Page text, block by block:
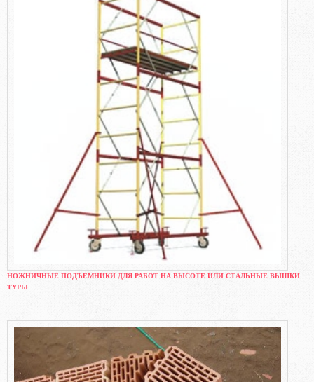
НОЖНИЧНЫЕ ПОДЪЕМНИКИ ДЛЯ РАБОТ НА ВЫСОТЕ ИЛИ СТАЛЬНЫЕ ВЫШКИ
ТУРЫ